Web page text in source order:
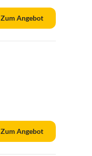
Zum Angebot
Zum Angebot